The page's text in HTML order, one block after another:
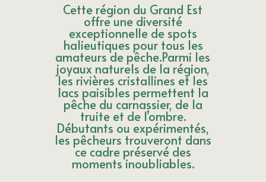
Cette région du Grand Est
offre une diversité
exceptionnelle de spots
halieutiques pour tous les
amateurs de pêche.Parmi les
joyaux naturels de la région,
les rivières cristallines et les
lacs paisibles permettent la
pêche du carnassier, de la
truite et de l’ombre.
Débutants ou expérimentés,
les pêcheurs trouveront dans
ce cadre préservé des
moments inoubliables.